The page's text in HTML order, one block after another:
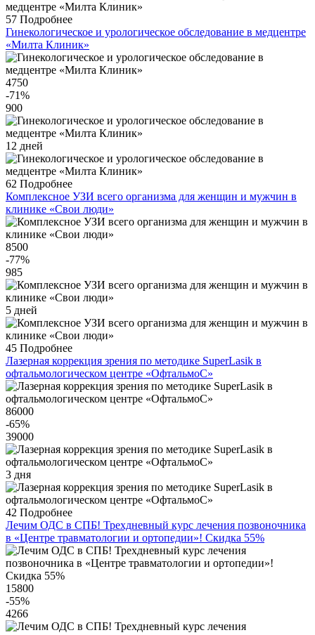
57 Подробнее
Гинекологическое и урологическое обследование в медцентре
«Милта Клиник»
4750
-71%
900
12 дней
62 Подробнее
Комплексное УЗИ всего организма для женщин и мужчин в
клинике «Свои люди»
8500
-77%
985
5 дней
45 Подробнее
Лазерная коррекция зрения по методике SuperLasik в
офтальмологическом центре «ОфтальмоС»
86000
-65%
39000
3 дня
42 Подробнее
Лечим ОДС в СПБ! Трехдневный курс лечения позвоночника
в «Центре травматологии и ортопедии»! Скидка 55%
15800
-55%
4266